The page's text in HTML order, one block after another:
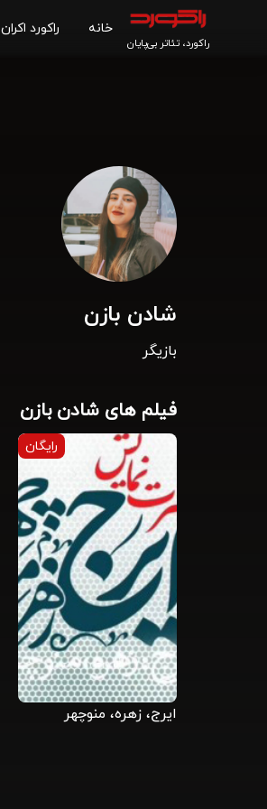
راکورد، تئاتر بی‌پایان
خانه راکورد اکران
شادن بازن
بازیگر
فیلم های شادن بازن
رایگان
ایرج، زهره، منوچهر